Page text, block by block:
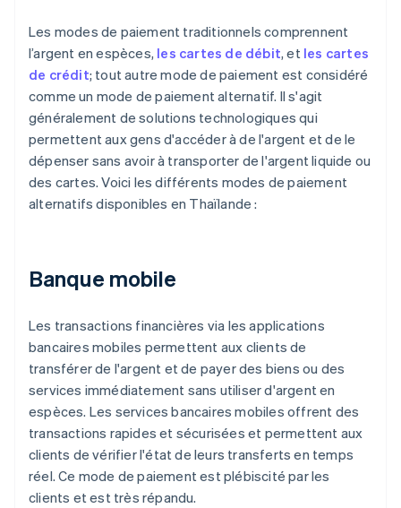
Les modes de paiement traditionnels comprennent
l’argent en espèces, les cartes de débit, et les cartes
de crédit; tout autre mode de paiement est considéré
comme un mode de paiement alternatif. Il s'agit
généralement de solutions technologiques qui
permettent aux gens d'accéder à de l'argent et de le
dépenser sans avoir à transporter de l'argent liquide ou
des cartes. Voici les différents modes de paiement
alternatifs disponibles en Thaïlande :
Banque mobile
Les transactions financières via les applications
bancaires mobiles permettent aux clients de
transférer de l'argent et de payer des biens ou des
services immédiatement sans utiliser d'argent en
espèces. Les services bancaires mobiles offrent des
transactions rapides et sécurisées et permettent aux
clients de vérifier l'état de leurs transferts en temps
réel. Ce mode de paiement est plébiscité par les
clients et est très répandu.